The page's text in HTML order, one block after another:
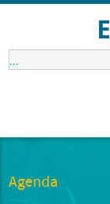
...
Agenda
1:00 am